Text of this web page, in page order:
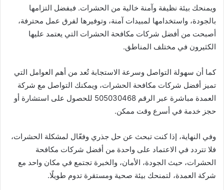
ويمنحك بيئة نظيفة وآمنة خالية من الحشرات. فبفضل التزامها
بالجودة، واستخدامها لمبيدات آمنة، وتوفيرها لفرق عمل محترفة،
أصبحت من أفضل شركات مكافحة الحشرات التي يعتمد عليها
الكثيرون في مختلف المناطق.
كما أن سهولة التواصل وسرعة الاستجابة تُعد من أهم العوامل التي
تميز أفضل شركات مكافحة الحشرات، ويمكنك التواصل مع شركة
العمدة مباشرة عبر الرقم 505030468 للحصول على استشارة أو
حجز خدمة في أسرع وقت ممكن.
وفي النهاية، إذا كنت تبحث عن حل جذري وفعّال لمشكلة الحشرات،
فلا تتردد في الاعتماد على واحدة من أفضل شركات مكافحة
الحشرات، حيث الجودة، الأمان، والخبرة تجتمع في مكان واحد مع
شركة العمدة، لتمنحك بيئة صحية ومستقرة تدوم طويلًا.